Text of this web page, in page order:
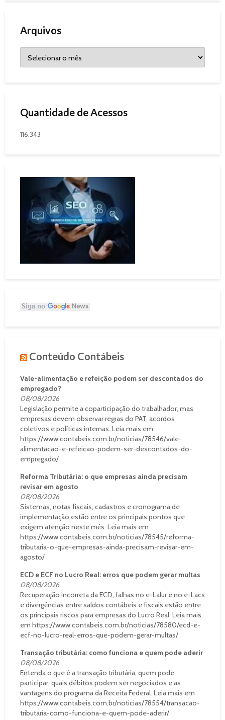
Arquivos
Quantidade de Acessos
116.343
Conteúdo Contábeis
Vale-alimentação e refeição podem ser descontados do
empregado?
08/08/2026
Legislação permite a coparticipação do trabalhador, mas
empresas devem observar regras do PAT, acordos
coletivos e políticas internas. Leia mais em
https://www.contabeis.com.br/noticias/78546/vale-
alimentacao-e-refeicao-podem-ser-descontados-do-
empregado/
Reforma Tributária: o que empresas ainda precisam
revisar em agosto
08/08/2026
Sistemas, notas fiscais, cadastros e cronograma de
implementação estão entre os principais pontos que
exigem atenção neste mês. Leia mais em
https://www.contabeis.com.br/noticias/78545/reforma-
tributaria-o-que-empresas-ainda-precisam-revisar-em-
agosto/
ECD e ECF no Lucro Real: erros que podem gerar multas
08/08/2026
Recuperação incorreta da ECD, falhas no e-Lalur e no e-Lacs
e divergências entre saldos contábeis e fiscais estão entre
os principais riscos para empresas do Lucro Real. Leia mais
em https://www.contabeis.com.br/noticias/78580/ecd-e-
ecf-no-lucro-real-erros-que-podem-gerar-multas/
Transação tributária: como funciona e quem pode aderir
08/08/2026
Entenda o que é a transação tributária, quem pode
participar, quais débitos podem ser negociados e as
vantagens do programa da Receita Federal. Leia mais em
https://www.contabeis.com.br/noticias/78554/transacao-
tributaria-como-funciona-e-quem-pode-aderir/